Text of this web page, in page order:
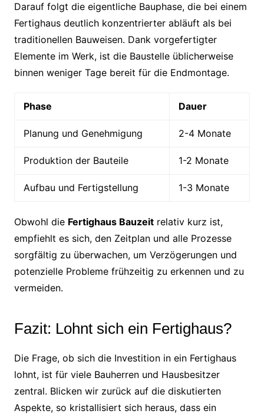
Darauf folgt die eigentliche Bauphase, die bei einem
Fertighaus deutlich konzentrierter abläuft als bei
traditionellen Bauweisen. Dank vorgefertigter
Elemente im Werk, ist die Baustelle üblicherweise
binnen weniger Tage bereit für die Endmontage.
Phase Dauer
Planung und Genehmigung 2-4 Monate
Produktion der Bauteile 1-2 Monate
Aufbau und Fertigstellung 1-3 Monate
Obwohl die Fertighaus Bauzeitrelativ kurz ist,
empfiehlt es sich, den Zeitplan und alle Prozesse
sorgfältig zu überwachen, um Verzögerungen und
potenzielle Probleme frühzeitig zu erkennen und zu
vermeiden.
Fazit: Lohnt sich ein Fertighaus?
Die Frage, ob sich die Investition in ein Fertighaus
lohnt, ist für viele Bauherren und Hausbesitzer
zentral. Blicken wir zurück auf die diskutierten
Aspekte, so kristallisiert sich heraus, dass ein